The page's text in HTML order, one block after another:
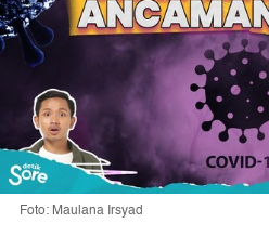
Foto: Maulana Irsyad